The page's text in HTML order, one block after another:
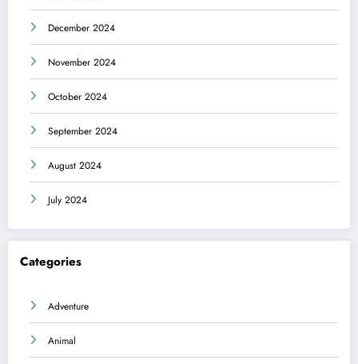
December 2024
November 2024
October 2024
September 2024
August 2024
July 2024
Categories
Adventure
Animal